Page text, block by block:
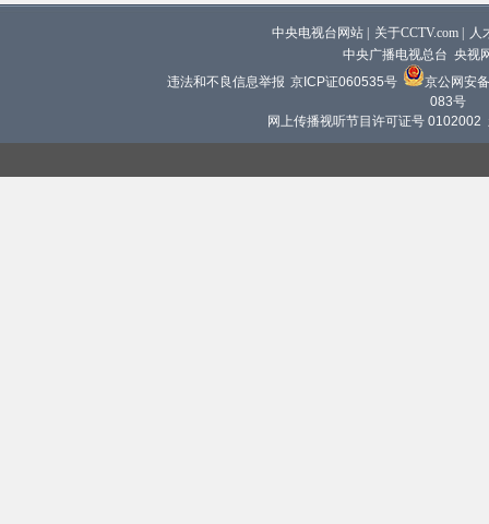
中央电视台网站 关于CCTV.com
人
中央广播电视总台 央视
违法和不良信息举报 京ICP证060535号
京公网安
083号
网上传播视听节目许可证号